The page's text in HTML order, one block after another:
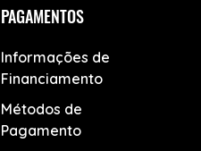
PAGAMENTOS
Informações de
Financiamento
Métodos de
Pagamento